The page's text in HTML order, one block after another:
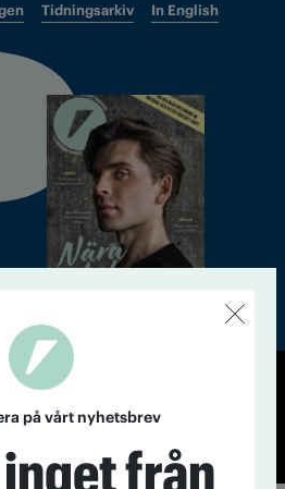
Tidningsarkiv In English
Personuppgiftspolicy
på vårt nyhetsbrev
från